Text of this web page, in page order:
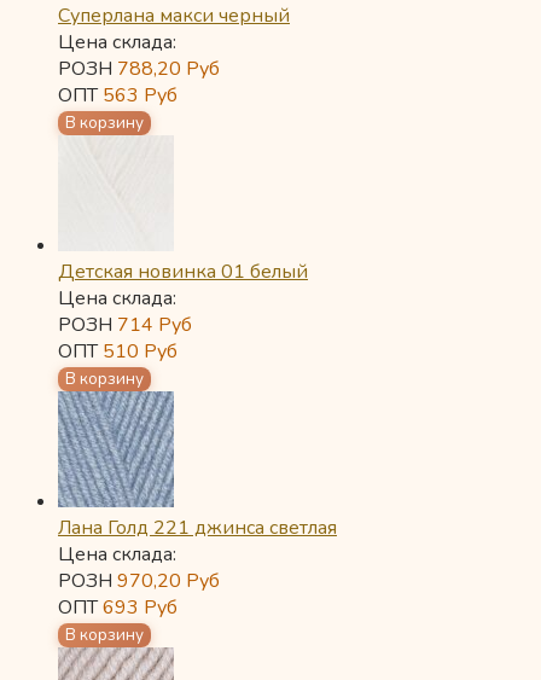
Суперлана макси черный
Цена склада:
РОЗН 788,20 Руб
ОПТ563 Руб
Детская новинка 01 белый
Цена склада:
РОЗН 714 Руб
ОПТ510 Руб
Лана Голд 221 джинса светлая
Цена склада:
РОЗН 970,20 Руб
ОПТ693 Руб